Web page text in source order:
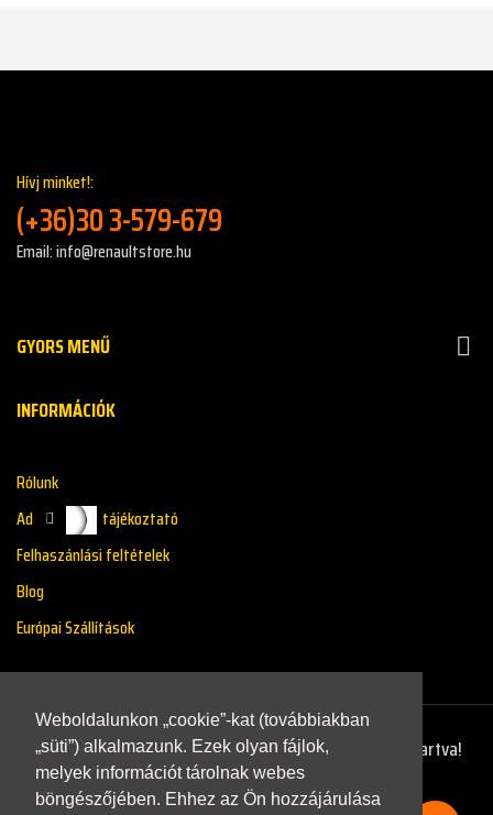
Weboldalunkon „cookie”-kat (továbbiakban
„süti”) alkalmazunk. Ezek olyan fájlok,
melyek információt tárolnak webes
böngészőjében. Ehhez az Ön hozzájárulása
Hívj minket!:
(+36)30 3-579-679
Email: info@renaultstore.hu
GYORS MENŰ 
INFORMÁCIÓK
Rólunk
Adatkazelési tájékoztató
Felhaszánlási feltételek
Blog
Európai Szállítások
Copyright © 2021 - Renaultstore.hu - Minden Jog Fenntartva!